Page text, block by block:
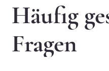
Häufig
Fragen